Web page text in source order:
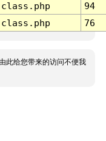
94
76
此给您带来的访问不便我